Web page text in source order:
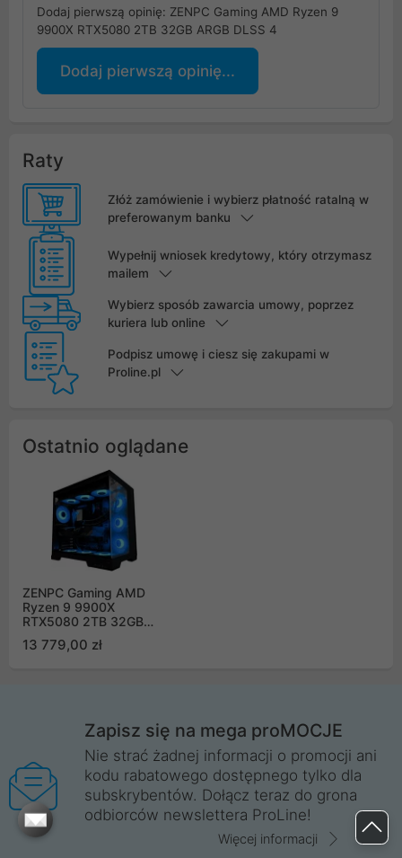
Dodaj pierwszą opinię: ZENPC Gaming AMD Ryzen 9
9900X RTX5080 2TB 32GB ARGB DLSS 4
Dodaj pierwszą opinię...
Raty
Złóż zamówienie i wybierz płatność ratalną w
preferowanym banku
Wypełnij wniosek kredytowy, który otrzymasz
mailem
Wybierz sposób zawarcia umowy, poprzez
kuriera lub online
Podpisz umowę i ciesz się zakupami w
Proline.pl
Ostatnio oglądane
ZENPC Gaming AMD
Ryzen 9 9900X
RTX5080 2TB 32GB
13 779,00 zł
Zapisz się na mega proMOCJE
Nie strać żadnej informacji o promocji ani
kodu rabatowego dostępnego tylko dla
subskrybentów. Dołącz teraz do grona
odbiorców newslettera ProLine!
Więcej informacji